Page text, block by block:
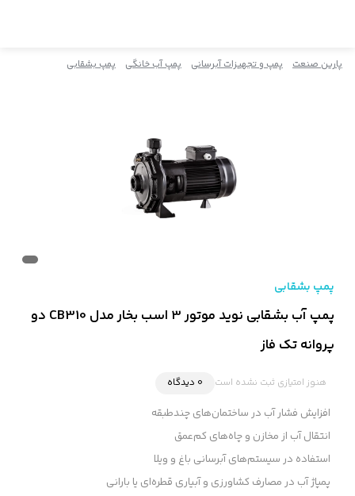
پارین صنعت پمپ و تجهیزات آبرسانی پمپ آب خانگی پمپ بشقابی
پمپ بشقابی
پمپ آب بشقابی نوید موتور 3 اسب بخار مدل CB310 دو
پروانه تک فاز
هنوز امتیازی ثبت نشده است 0 دیدگاه
افزایش فشار آب در ساختمان‌های چندطبقه
انتقال آب از مخازن و چاه‌های کم‌عمق
استفاده در سیستم‌های آبرسانی باغ و ویلا
پمپاژ آب در مصارف کشاورزی و آبیاری قطره‌ای یا بارانی